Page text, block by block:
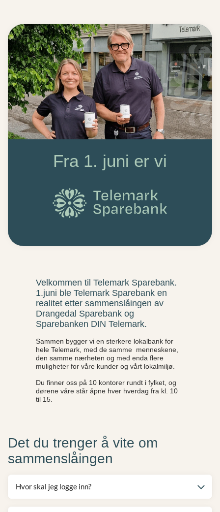
Fra 1. juni er vi
Velkommen til Telemark Sparebank.
1.juni ble Telemark Sparebank en
realitet etter sammenslåingen av
Drangedal Sparebank og
Sparebanken DIN Telemark.
Sammen bygger vi en sterkere lokalbank for
hele Telemark, med de samme menneskene,
den samme nærheten og med enda flere
muligheter for våre kunder og vårt lokalmiljø.
Du finner oss på 10 kontorer rundt i fylket, og
dørene våre står åpne hver hverdag fra kl. 10
til 15.
Det du trenger å vite om
sammenslåingen
Hvor skal jeg logge inn?